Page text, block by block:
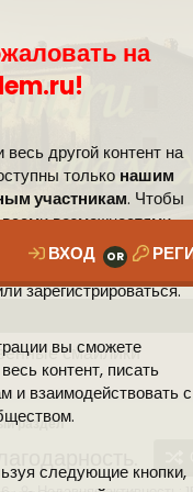
на
другой контент на
только нашим
участникам. Чтобы
возможностями,
наше сообщество, вам
в систему под своей
зарегистрироваться.
вы сможете
контент, писать
и взаимодействовать с
следующие кнопки,
ВХОД
смайлики
Ассистента
рейтинга (оценок)
раздел